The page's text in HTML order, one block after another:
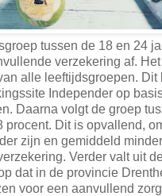
tussen de 18 en 24
verzekering af.
alle leeftijdsgroepen.
Independer op
Daarna volgt de groep
procent. Dit is opvallend,
zijn en gemiddeld
Verder valt uit
dat in de provincie
voor een aanvullend